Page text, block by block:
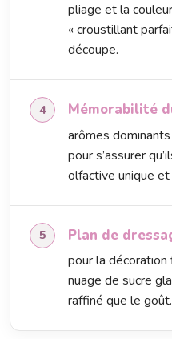
pliage et la
« croustillant
découpe.
Mémorabilité
arômes
pour s’assurer
olfactive unique
Plan de
pour la décoration
nuage de sucre
raffiné que le goût.